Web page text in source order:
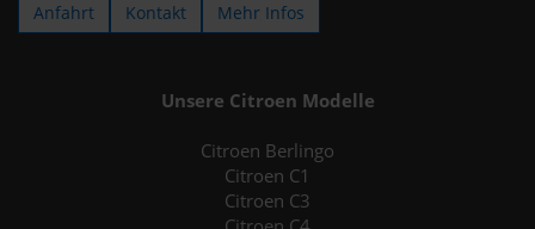
Anfahrt Kontakt Mehr Infos
Unsere Citroen Modelle
Citroen Berlingo
Citroen C1
Citroen C3